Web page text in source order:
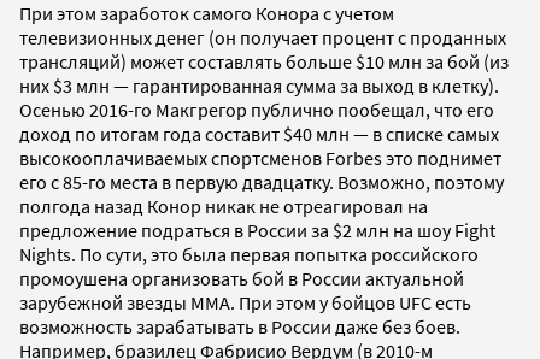
При этом заработок самого Конора с учетом
телевизионных денег (он получает процент с проданных
трансляций) может составлять больше $10 млн за бой (из
них $3 млн — гарантированная сумма за выход в клетку).
Осенью 2016-го Макгрегор публично пообещал, что его
доход по итогам года составит $40 млн — в списке самых
высокооплачиваемых спортсменов Forbes это поднимет
его с 85-го места в первую двадцатку. Возможно, поэтому
полгода назад Конор никак не отреагировал на
предложение подраться в России за $2 млн на шоу Fight
Nights. По сути, это была первая попытка российского
промоушена организовать бой в России актуальной
зарубежной звезды ММА. При этом у бойцов UFC есть
возможность зарабатывать в России даже без боев.
Например, бразилец Фабрисио Вердум (в 2010-м